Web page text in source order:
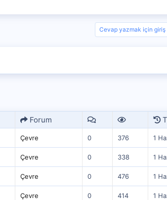
Cevap yazmak için giriş
Forum
Çevre 0 376 1
Çevre 0 338 1
Çevre 0 476 1
Çevre 0 414 1